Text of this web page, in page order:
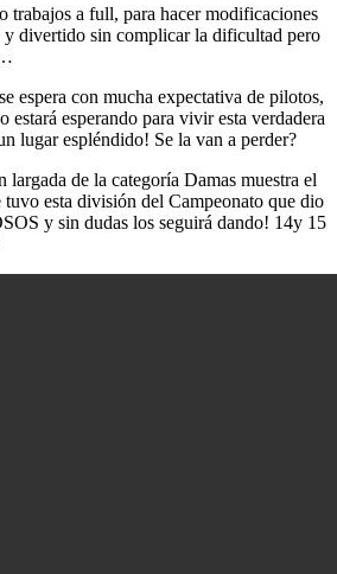
trabajos a full, para hacer modificaciones
y divertido sin complicar la dificultad pero
espera con mucha expectativa de pilotos,
estará esperando para vivir esta verdadera
lugar espléndido! Se la van a perder?
largada de la categoría Damas muestra el
esta división del Campeonato que dio
y sin dudas los seguirá dando! 14y 15